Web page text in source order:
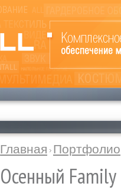
Главная Портфолио
Осенный Family